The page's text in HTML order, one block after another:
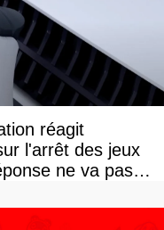
réagit
l'arrêt des jeux
ne va pas